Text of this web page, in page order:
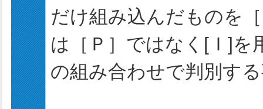
だけ組み込んだものを
は［Ｐ］ではなく[Ｉ]を
の組み合わせで判別す